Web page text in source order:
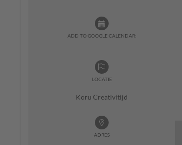
ADD TO GOOGLE CALENDAR:
LOCATIE
Koru Creativitijd
ADRES